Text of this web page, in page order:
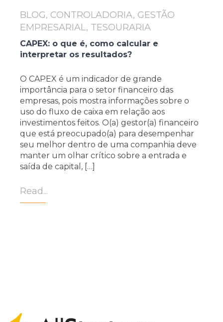
BLOG, CONTROLADORIA, GESTÃO
EMPRESARIAL, TESOURARIA
CAPEX: o que é, como calcular e
interpretar os resultados?
O CAPEX é um indicador de grande
importância para o setor financeiro das
empresas, pois mostra informações sobre o
uso do fluxo de caixa em relação aos
investimentos feitos. O(a) gestor(a) financeiro
que está preocupado(a) para desempenhar
seu melhor dentro de uma companhia deve
manter um olhar crítico sobre a entrada e
saída de capital, […]
Read...